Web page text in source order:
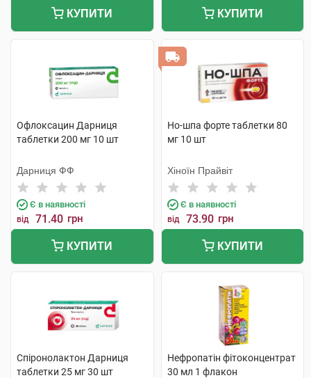
КУПИТИ КУПИТИ
Офлоксацин Дарниця
таблетки 200 мг 10 шт
Дарниця ФФ
Є в наявності
від 71.40 грн
КУПИТИ
Но-шпа форте таблетки 80
мг 10 шт
Хіноїн Прайвіт
Є в наявності
від 73.90 грн
КУПИТИ
Спіронолактон Дарниця
таблетки 25 мг 30 шт
Нефропатін фітоконцентрат
30 мл 1 флакон